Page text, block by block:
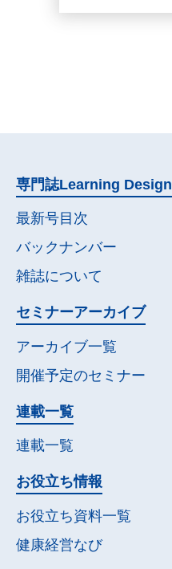
専門誌Learning Design
最新号目次
バックナンバー
雑誌について
セミナーアーカイブ
アーカイブ一覧
開催予定のセミナー
連載一覧
連載一覧
お役立ち情報
お役立ち資料一覧
健康経営なび